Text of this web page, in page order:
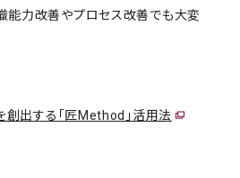
能力改善やプロセス改善でも大変
創出する「匠Method」活用法